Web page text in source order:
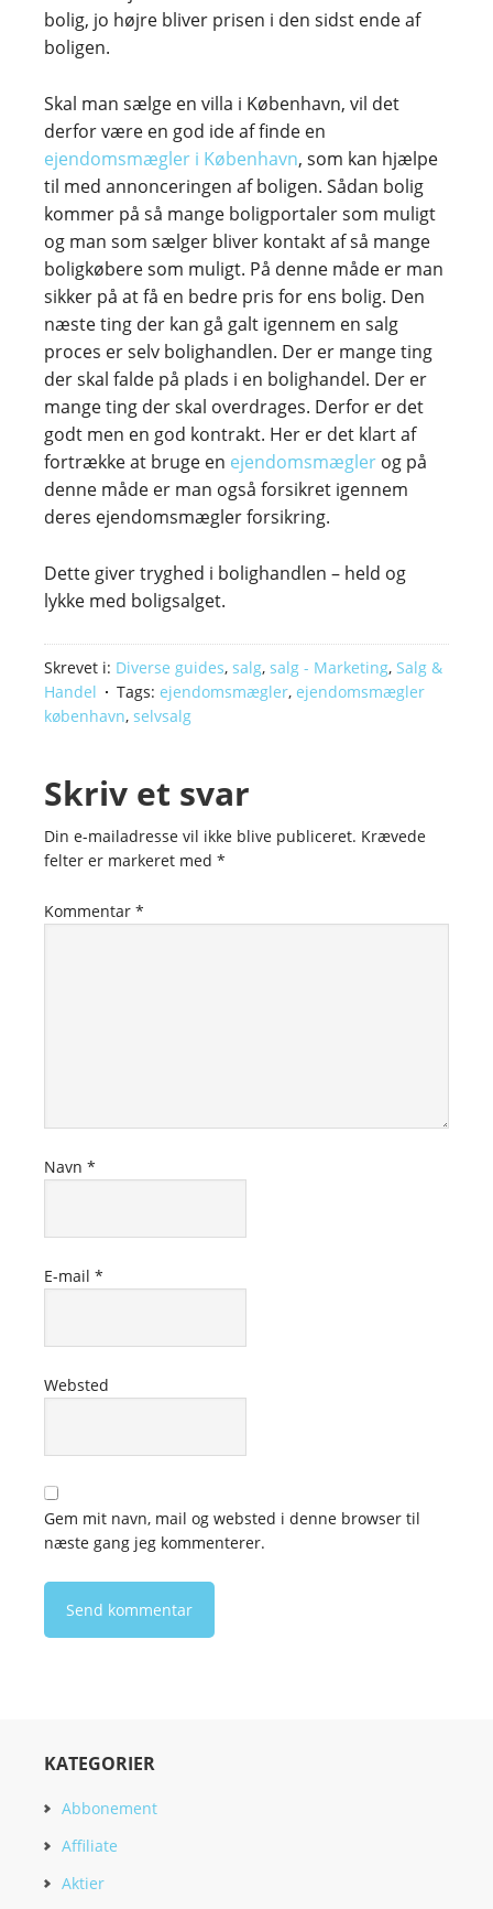
bolig, jo højre bliver prisen i den sidst ende af
boligen.
Skal man sælge en villa i København, vil det
derfor være en god ide af finde en
ejendomsmægler i København, som kan hjælpe
til med annonceringen af boligen. Sådan bolig
kommer på så mange boligportaler som muligt
og man som sælger bliver kontakt af så mange
boligkøbere som muligt. På denne måde er man
sikker på at få en bedre pris for ens bolig. Den
næste ting der kan gå galt igennem en salg
proces er selv bolighandlen. Der er mange ting
der skal falde på plads i en bolighandel. Der er
mange ting der skal overdrages. Derfor er det
godt men en god kontrakt. Her er det klart af
fortrække at bruge en ejendomsmægler og på
denne måde er man også forsikret igennem
deres ejendomsmægler forsikring.
Dette giver tryghed i bolighandlen – held og
lykke med boligsalget.
Skrevet i: Diverse guides, salg, salg - Marketing, Salg &
Handel
Tags: ejendomsmægler, ejendomsmægler
københavn, selvsalg
Skriv et svar
Din e-mailadresse vil ikke blive publiceret. Krævede
felter er markeret med *
Kommentar *
Navn *
E-mail *
Websted
Gem mit navn, mail og websted i denne browser til
næste gang jeg kommenterer.
KATEGORIER
Abbonement
Affiliate
Aktier